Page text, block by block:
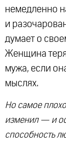
немедленно
и
думает о
Женщина
мужа, если
мыслях.
Но самое
изменил — и
способность